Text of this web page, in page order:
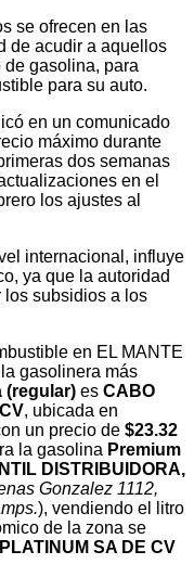
se ofrecen en las
de acudir a aquellos
gasolina, para
para su auto.
en un comunicado
máximo durante
dos semanas
en el
los ajustes al
internacional, influye
ya que la autoridad
los subsidios a los
en EL MANTE
gasolinera más
(regular) es CABO
, ubicada en
un precio de $23.32
la gasolina Premium
DISTRIBUIDORA,
Gonzalez 1112,
), vendiendo el litro
de la zona se
SA DE CV